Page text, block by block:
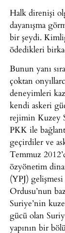
Halk direnişi
dayanışma
bir şeydi.
ödedikleri
Bunun yanı
çoktan
deneyimleri
kendi askeri
rejimin Kuzey
PKK ile
geçirdiler ve
Temmuz
özyönetim
(YPJ)
Ordusu’nun
Suriye’nin
gücü olan
yapının bir